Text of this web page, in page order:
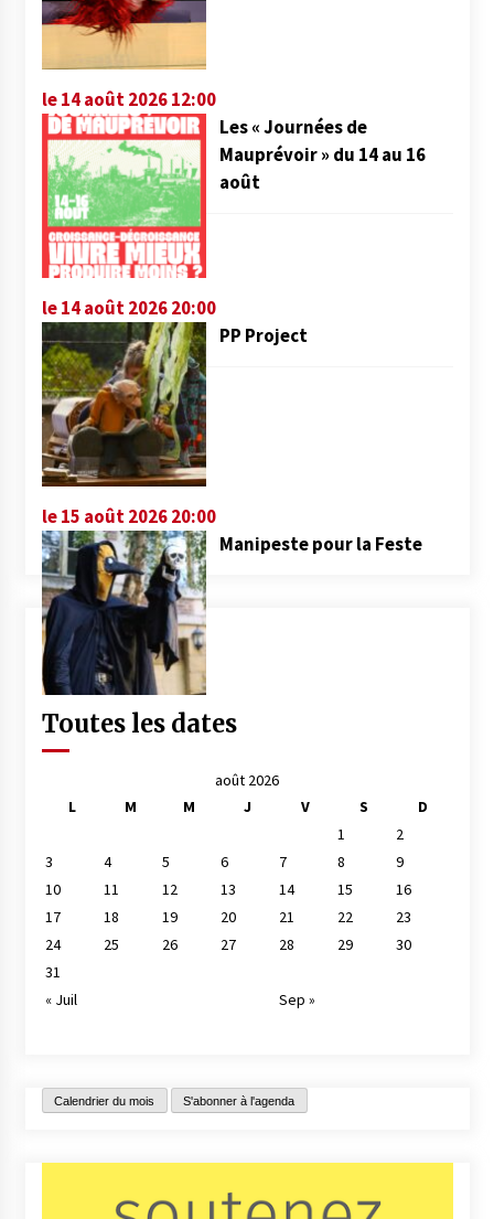
le 14 août 2026 12:00
Les « Journées de
Mauprévoir » du 14 au 16
août
le 14 août 2026 20:00
PP Project
le 15 août 2026 20:00
Manipeste pour la Feste
Toutes les dates
août 2026
L
M M J V S
D
1
2
3
4 5 6 7 8
9
10
11 12 13 14 15
16
17
18 19 20 21 22
23
24
25 26 27 28 29
30
31
« Juil
Sep »
Calendrier du mois S'abonner à l'agenda